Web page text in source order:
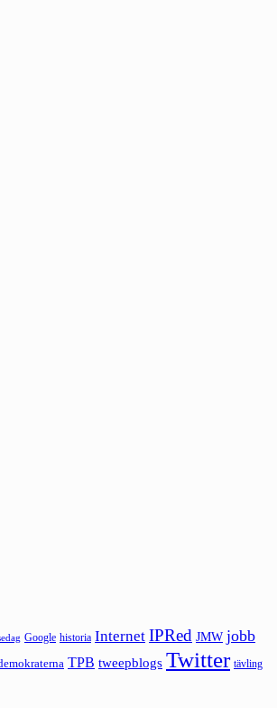
Google historia Internet IPRed JMW jobb
TPB tweepblogs Twitter tävling